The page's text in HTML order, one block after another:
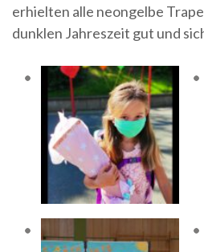
erhielten alle neongelbe
dunklen Jahreszeit gut und